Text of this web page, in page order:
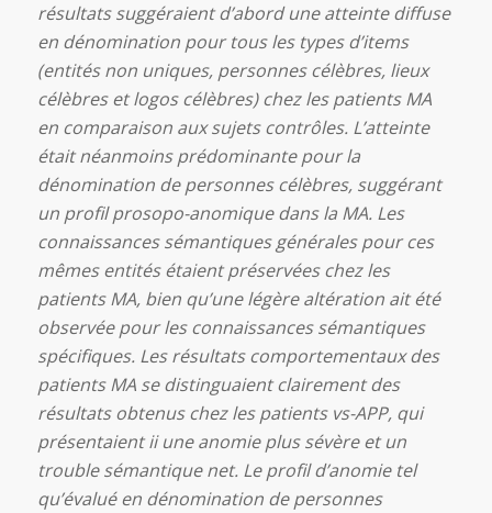
résultats suggéraient d’abord une atteinte diffuse
en dénomination pour tous les types d’items
(entités non uniques, personnes célèbres, lieux
célèbres et logos célèbres) chez les patients MA
en comparaison aux sujets contrôles. L’atteinte
était néanmoins prédominante pour la
dénomination de personnes célèbres, suggérant
un profil prosopo-anomique dans la MA. Les
connaissances sémantiques générales pour ces
mêmes entités étaient préservées chez les
patients MA, bien qu’une légère altération ait été
observée pour les connaissances sémantiques
spécifiques. Les résultats comportementaux des
patients MA se distinguaient clairement des
résultats obtenus chez les patients vs-APP, qui
présentaient ii une anomie plus sévère et un
trouble sémantique net. Le profil d’anomie tel
qu’évalué en dénomination de personnes